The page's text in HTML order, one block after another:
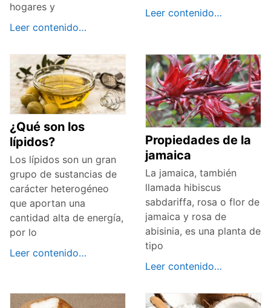
hogares y
Leer contenido…
Leer contenido…
¿Qué son los
lípidos?
Los lípidos son un gran
grupo de sustancias de
carácter heterogéneo
que aportan una
cantidad alta de energía,
por lo
Leer contenido…
Propiedades de la
jamaica
La jamaica, también
llamada hibiscus
sabdariffa, rosa o flor de
jamaica y rosa de
abisinia, es una planta de
tipo
Leer contenido…